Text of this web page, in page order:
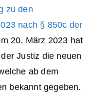
zu den
nach § 850c der
20. März 2023 hat
Justiz die neuen
ab dem
bekannt gegeben.